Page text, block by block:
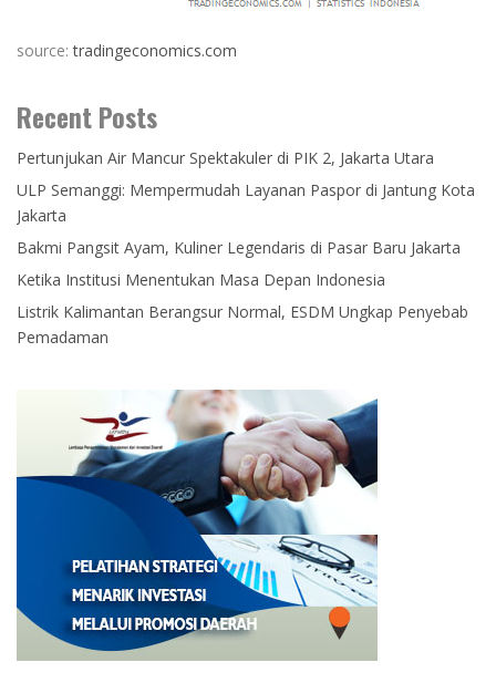
source:tradingeconomics.com
Recent Posts
Pertunjukan Air Mancur Spektakuler di PIK 2, Jakarta Utara
ULP Semanggi: Mempermudah Layanan Paspor di Jantung Kota
Jakarta
Bakmi Pangsit Ayam, Kuliner Legendaris di Pasar Baru Jakarta
Ketika Institusi Menentukan Masa Depan Indonesia
Listrik Kalimantan Berangsur Normal, ESDM Ungkap Penyebab
Pemadaman